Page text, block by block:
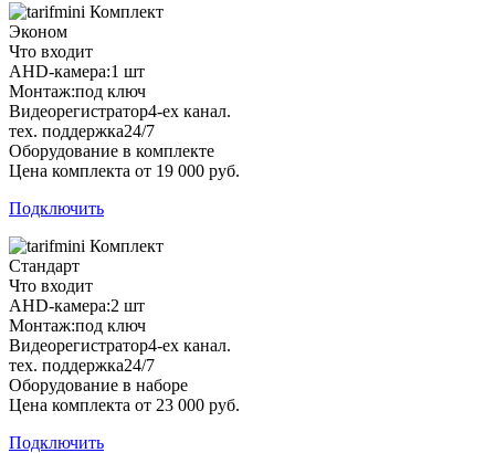
Комплект
Эконом
Что входит
AHD-камера:1 шт
Монтаж:под ключ
Видеорегистратор4-ех канал.
тех. поддержка24/7
Оборудование в комплекте
Цена комплекта от 19 000 руб.
Подключить
Комплект
Стандарт
Что входит
AHD-камера:2 шт
Монтаж:под ключ
Видеорегистратор4-ех канал.
тех. поддержка24/7
Оборудование в наборе
Цена комплекта от 23 000 руб.
Подключить